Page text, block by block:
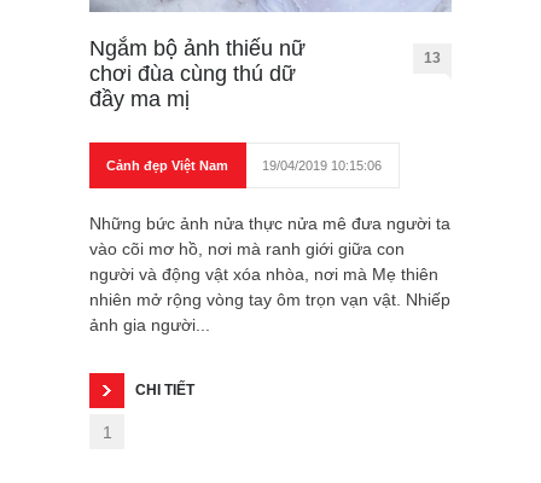
Ngắm bộ ảnh thiếu nữ
chơi đùa cùng thú dữ
đầy ma mị
13
Cảnh đẹp Việt Nam 19/04/2019 10:15:06
Những bức ảnh nửa thực nửa mê đưa người ta
vào cõi mơ hồ, nơi mà ranh giới giữa con
người và động vật xóa nhòa, nơi mà Mẹ thiên
nhiên mở rộng vòng tay ôm trọn vạn vật. Nhiếp
ảnh gia người...
CHI TIẾT
1